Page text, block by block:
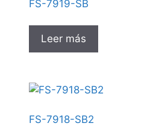
FS-7919-SB
Leer más
FS-7918-SB2